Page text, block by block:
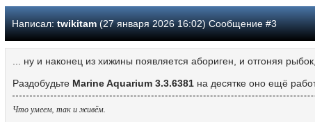
Написал: twikitam(27 января 2026 16:02) Сообщение #3
... ну и наконец из хижины появляется абориген, и отгоняя
Раздобудьте Marine Aquarium 3.3.6381 на десятке оно ещё
Что умеем, так и живём.